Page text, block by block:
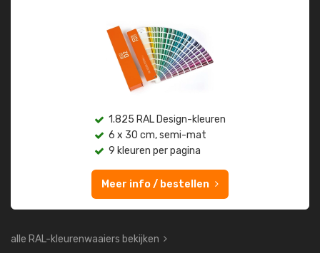
1.825 RAL Design-kleuren
6 x 30 cm, semi-mat
9 kleuren per pagina
Meer info / bestellen
alle RAL-kleurenwaaiers bekijken